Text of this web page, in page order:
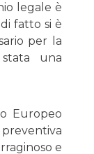
legale è
fatto si è
per la
una
Europeo
e